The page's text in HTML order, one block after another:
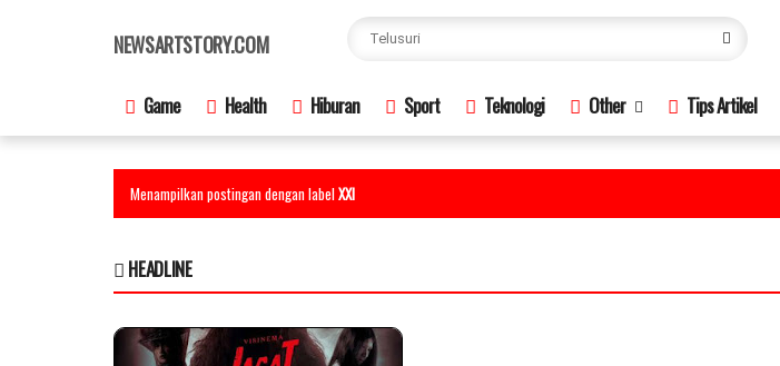
NEWSARTSTORY.COM
Game Health Hiburan Sport Teknologi Other Tips Artikel
Menampilkan postingan dengan labelXXI
HEADLINE